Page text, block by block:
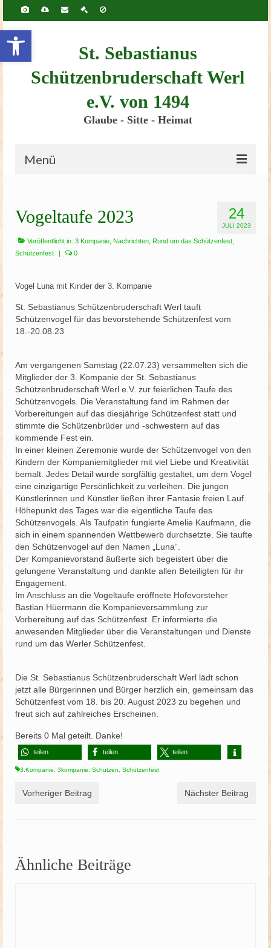
Werkzeugleiste öffnen
springen
St. Sebastianus
Schützenbruderschaft Werl
e.V. von 1494
Glaube - Sitte - Heimat
Menü
Bruderschaft
Schützenscheune
Schützenfest
Schießgruppe
24
JULI 2023
Vogeltaufe 2023
Veröffentlicht in: 3 Kompanie Nachrichten Rund um das Schützenfest
Schützenfest
| 0
Vogel Luna mit Kinder der 3. Kompanie
St. Sebastianus Schützenbruderschaft Werl tauft
Schützenvogel für das bevorstehende Schützenfest vom
18.-20.08.23
Am vergangenen Samstag (22.07.23) versammelten sich die
Mitglieder der 3. Kompanie der St. Sebastianus
Schützenbruderschaft Werl e.V. zur feierlichen Taufe des
Schützenvogels. Die Veranstaltung fand im Rahmen der
Vorbereitungen auf das diesjährige Schützenfest statt und
stimmte die Schützenbrüder und -schwestern auf das
kommende Fest ein.
In einer kleinen Zeremonie wurde der Schützenvogel von den
Kindern der Kompaniemitglieder mit viel Liebe und Kreativität
bemalt. Jedes Detail wurde sorgfältig gestaltet, um dem Vogel
eine einzigartige Persönlichkeit zu verleihen. Die jungen
Künstlerinnen und Künstler ließen ihrer Fantasie freien Lauf.
Höhepunkt des Tages war die eigentliche Taufe des
Schützenvogels. Als Taufpatin fungierte Amelie Kaufmann, die
sich in einem spannenden Wettbewerb durchsetzte. Sie taufte
den Schützenvogel auf den Namen „Luna“.
Der Kompanievorstand äußerte sich begeistert über die
gelungene Veranstaltung und dankte allen Beteiligten für ihr
Engagement.
Im Anschluss an die Vogeltaufe eröffnete Hofevorsteher
Bastian Hüermann die Kompanieversammlung zur
Vorbereitung auf das Schützenfest. Er informierte die
anwesenden Mitglieder über die Veranstaltungen und Dienste
rund um das Werler Schützenfest.
Die St. Sebastianus Schützenbruderschaft Werl lädt schon
jetzt alle Bürgerinnen und Bürger herzlich ein, gemeinsam das
Schützenfest vom 18. bis 20. August 2023 zu begehen und
freut sich auf zahlreiches Erscheinen.
Bereits 0 Mal geteilt. Danke!
teilen teilen teilen
3.Kompanie, 3kompanie, Schützen, Schützenfest
Vorheriger Beitrag Nächster Beitrag
Ähnliche Beiträge